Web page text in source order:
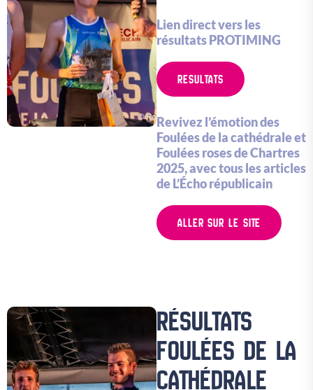
Lien direct vers les
résultats PROTIMING
RESULTATS
Revivez l’émotion des
Foulées de la cathédrale et
Foulées roses de Chartres
2025, avec tous les articles
de L’Écho républicain
ALLER SUR LE SITE
RÉSULTATS
FOULÉES DE LA
CATHÉDRALE